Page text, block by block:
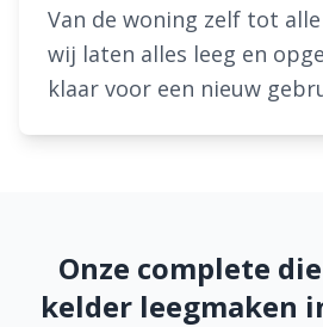
Van de woning zelf tot
wij laten alles leeg en
klaar voor een nieuw
Onze complete
kelder leegmaken